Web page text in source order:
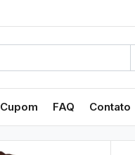
Cupom FAQ Contato